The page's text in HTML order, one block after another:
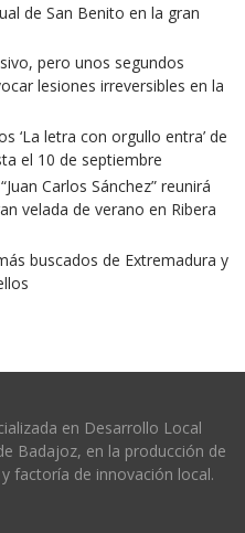
de San Benito en la gran
pero unos segundos
lesiones irreversibles en la
‘La letra con orgullo entra’ de
el 10 de septiembre
Carlos Sánchez” reunirá
velada de verano en Ribera
buscados de Extremadura y
en Desarrollo Local
Badajoz, en la producción de
factoría de innovación local.